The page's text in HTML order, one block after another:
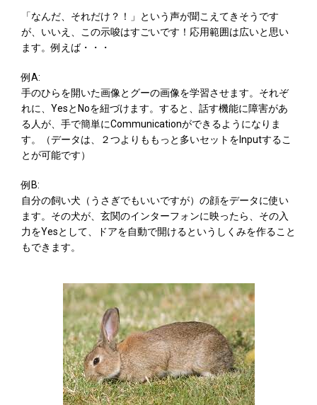
「なんだ、それだけ？！」という声が聞こえてきそうです
が、いいえ、この示唆はすごいです！応用範囲は広いと思い
ます。例えば・・・
例A:
手のひらを開いた画像とグーの画像を学習させます。それぞ
れに、YesとNoを紐づけます。すると、話す機能に障害があ
る人が、手で簡単にCommunicationができるようになりま
す。（データは、２つよりももっと多いセットをInputするこ
とが可能です）
例B:
自分の飼い犬（うさぎでもいいですが）の顔をデータに使い
ます。その犬が、玄関のインターフォンに映ったら、その入
力をYesとして、ドアを自動で開けるというしくみを作ること
もできます。